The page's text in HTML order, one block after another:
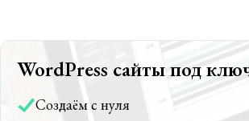
WordPress сайты под
Создаём с нуля